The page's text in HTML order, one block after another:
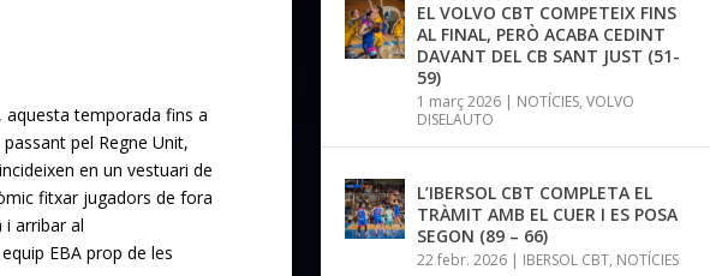
aquesta temporada fins a
pel Regne Unit,
en un vestuari de
fitxar jugadors de fora
i arribar al
EBA prop de les
EL VOLVO CBT COMPETEIX FINS
AL FINAL, PERÒ ACABA CEDINT
DAVANT DEL CB SANT JUST (51-
59)
1 març 2026 | NOTÍCIES, VOLVO
DISELAUTO
L’IBERSOL CBT COMPLETA EL
TRÀMIT AMB EL CUER I ES POSA
SEGON (89 – 66)
22 febr. 2026 | IBERSOL CBT, NOTÍCIES